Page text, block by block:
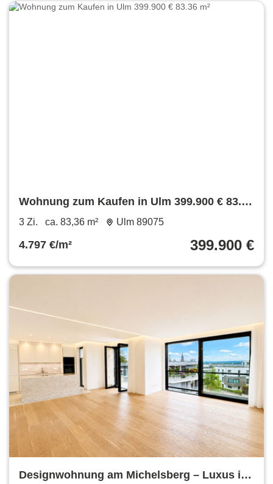
Wohnung zum Kaufen in Ulm 399.900 € 83.36
m²
3 Zi. ca. 83,36 m² Ulm 89075
4.797 €/m² 399.900 €
Designwohnung am Michelsberg – Luxus in